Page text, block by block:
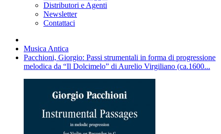
Distributori e Agenti
Newsletter
Contattaci
Musica Antica
Pacchioni, Giorgio: Passi strumentali in forma di progressione
melodica da “Il Dolcimelo” di Aurelio Virgiliano (ca.1600...